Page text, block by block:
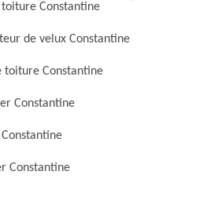
Constantine
de velux Constantine
toiture Constantine
Constantine
Constantine